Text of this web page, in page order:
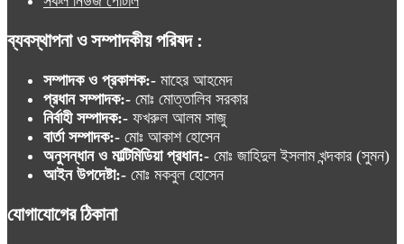
ব্যবস্থাপনা ও সম্পাদকীয় পরিষদ :
সম্পাদক ও প্রকাশক:- মাহের আহমেদ
প্রধান সম্পাদক:- মোঃ মোত্তালিব সরকার
নির্বাহী সম্পাদক:- ফখরুল আলম সাজু
বার্তা সম্পাদক:- মোঃ আকাশ হোসেন
অনুসন্ধান ও মাল্টিমিডিয়া প্রধান:- মোঃ জাহিদুল ইসলাম খন্দকার (সুমন)
আইন উপদেষ্টা:- মোঃ মকবুল হোসেন
যোগাযোগের ঠিকানা